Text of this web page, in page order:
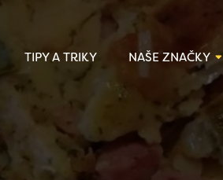
TIPY A TRIKY NAŠE ZNAČKY